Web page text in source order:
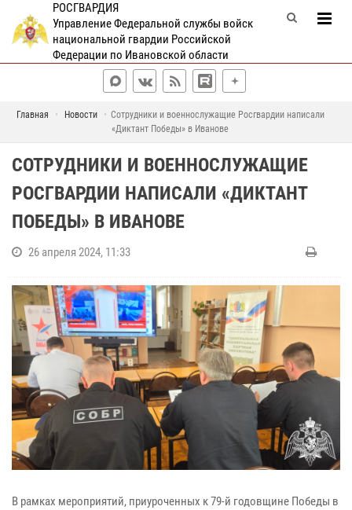
РОСГВАРДИЯ
Управление Федеральной службы войск
национальной гвардии Российской
Федерации по Ивановской области
Главная Новости
Сотрудники и военнослужащие Росгвардии написали
«Диктант Победы» в Иванове
СОТРУДНИКИ И ВОЕННОСЛУЖАЩИЕ
РОСГВАРДИИ НАПИСАЛИ «ДИКТАНТ
ПОБЕДЫ» В ИВАНОВЕ
26 апреля 2024, 11:33
В рамках мероприятий, приуроченных к 79-й годовщине Победы в